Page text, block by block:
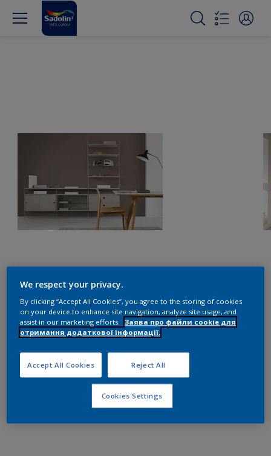
We respect your privacy.
By clicking “Accept All Cookies”, you agree to the storing of cookies
on your device to enhance site navigation, analyze site usage, and
assist in our marketing efforts.
Заява про файли cookie для
отримання додаткової інформації.
Reject All
Accept All Cookies
Cookies Settings